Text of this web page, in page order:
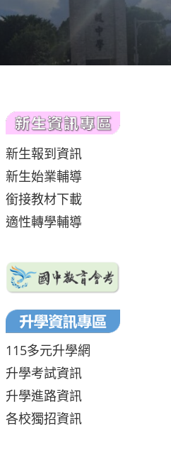
新生報到資訊
新生始業輔導
銜接教材下載
適性轉學輔導
115多元升學網
升學考試資訊
升學進路資訊
各校獨招資訊